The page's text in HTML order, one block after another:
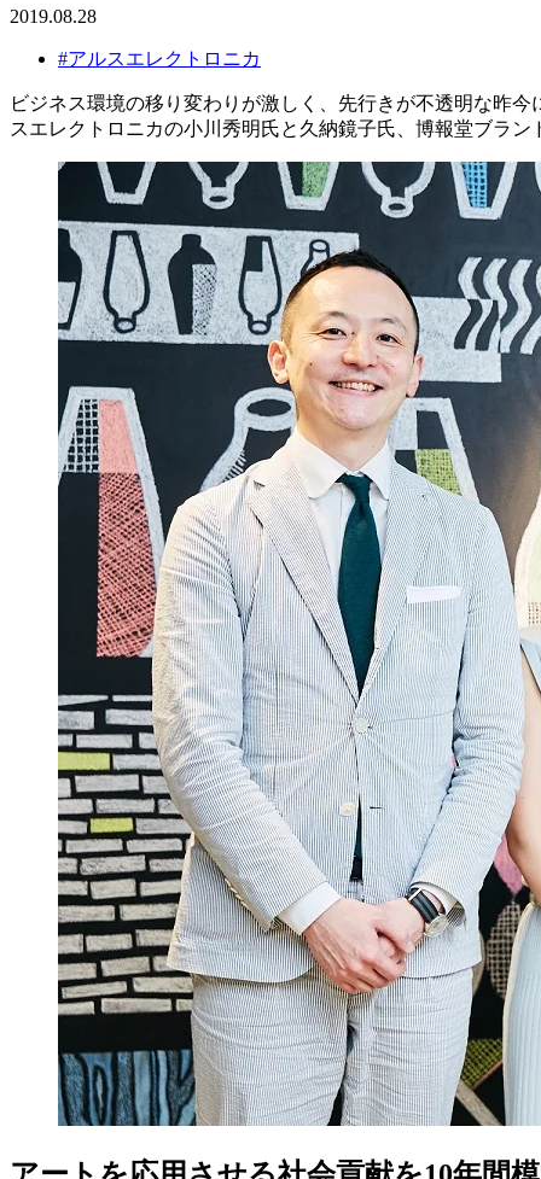
2019.08.28
#アルスエレクトロニカ
ビジネス環境の移り変わりが激しく、先行きが不透明な昨
スエレクトロニカの小川秀明氏と久納鏡子氏、博報堂ブラ